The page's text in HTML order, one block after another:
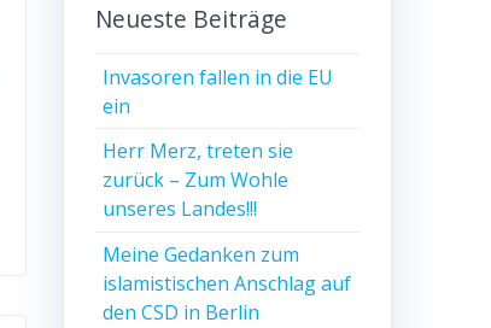
Neueste Beiträge
Invasoren fallen in die EU
ein
Herr Merz, treten sie
zurück – Zum Wohle
unseres Landes!!!
Meine Gedanken zum
islamistischen Anschlag auf
den CSD in Berlin